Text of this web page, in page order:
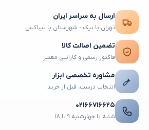
ارسال به سراسر ایران
تهران با پیک · شهرستان با تیپاکس
تضمین اصالت کالا
فاکتور رسمی و گارانتی معتبر
مشاوره تخصصی ابزار
انتخاب درست، قبل از خرید
۰۲۱۶۶۷۱۶۶۲۵
شنبه تا چهارشنبه ۹ تا ۱۸